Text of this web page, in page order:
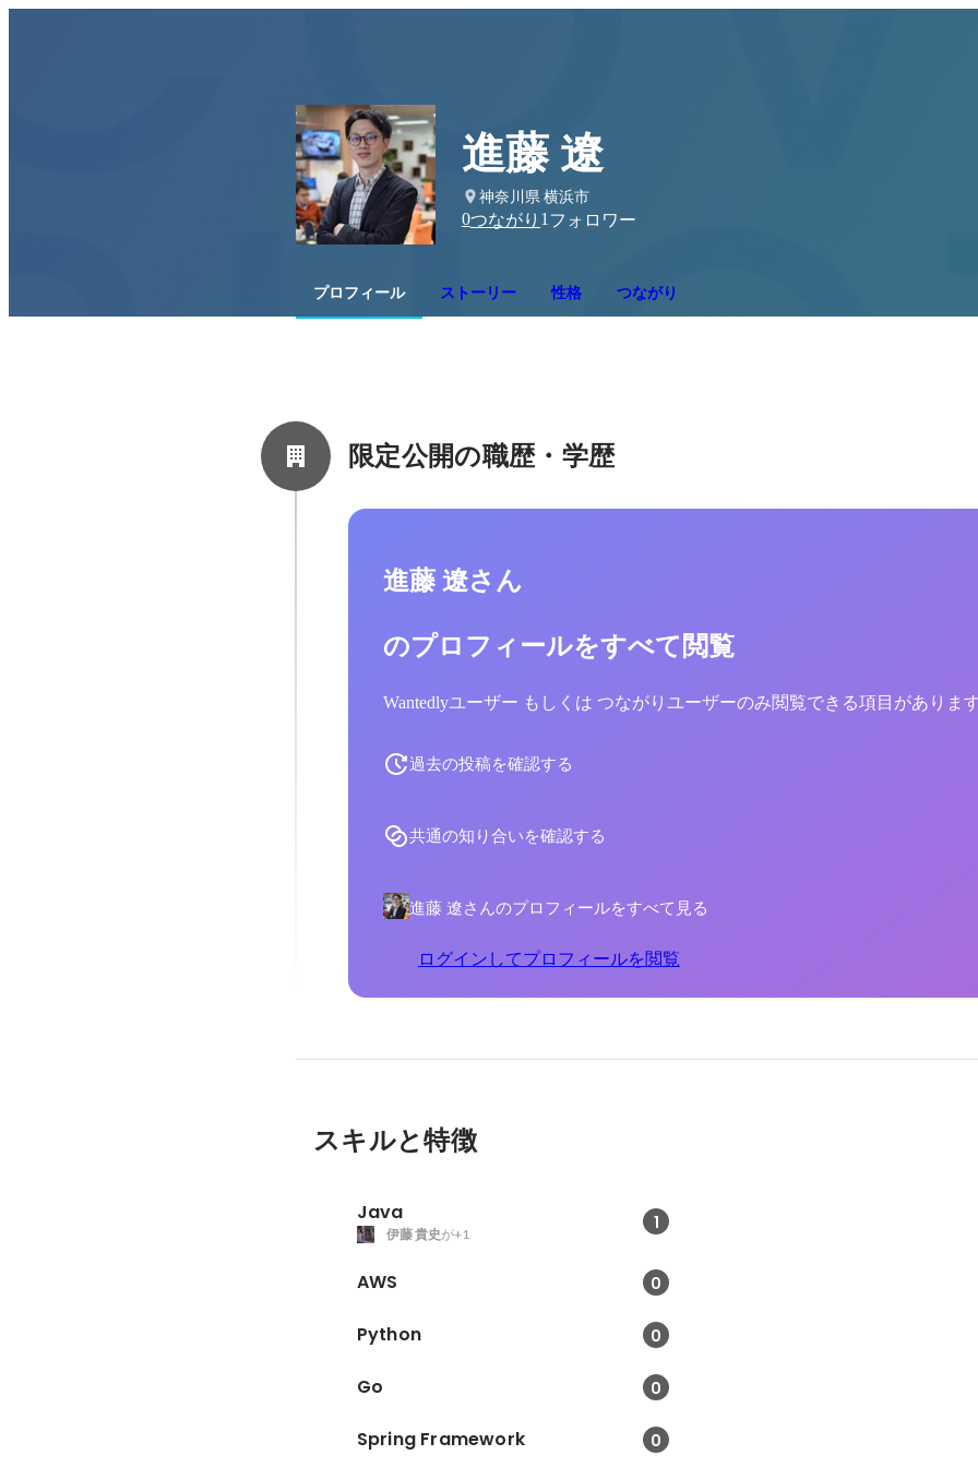
進藤 遼
神奈川県 横浜市
0つながり 1 フォロワー
プロフィール ストーリー 性格 つながり
限定公開の職歴・学歴
進藤 遼さん
のプロフィールをすべて閲覧
Wantedlyユーザー もしくは つながりユーザーのみ閲覧できる項目がありま
過去の投稿を確認する
共通の知り合いを確認する
進藤 遼さんのプロフィールをすべて見る
ログインしてプロフィールを閲覧
スキルと特徴
Java 1
伊藤 貴史が+1
AWS 0
Python 0
Go 0
Spring Framework 0